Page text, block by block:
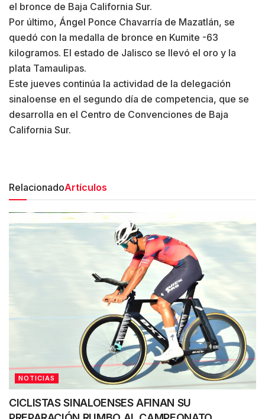
el bronce de Baja California Sur.
Por último, Ángel Ponce Chavarría de Mazatlán, se
quedó con la medalla de bronce en Kumite -63
kilogramos. El estado de Jalisco se llevó el oro y la
plata Tamaulipas.
Este jueves continúa la actividad de la delegación
sinaloense en el segundo día de competencia, que se
desarrolla en el Centro de Convenciones de Baja
California Sur.
RelacionadoArtículos
NOTICIAS
CICLISTAS SINALOENSES AFINAN SU